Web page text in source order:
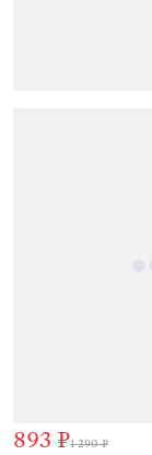
893 ₽1 290 ₽